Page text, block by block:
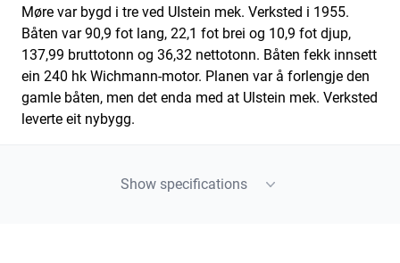
Møre var bygd i tre ved UIstein mek. Verksted i 1955.
Båten var 90,9 fot lang, 22,1 fot brei og 10,9 fot djup,
137,99 bruttotonn og 36,32 nettotonn. Båten fekk innsett
ein 240 hk Wichmann-motor. Planen var å forlengje den
gamle båten, men det enda med at Ulstein mek. Verksted
leverte eit nybygg.
Show specifications